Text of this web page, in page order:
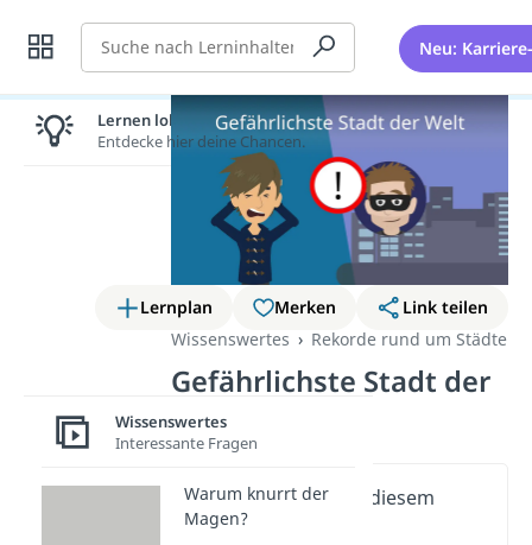
Suche Neu:
Lernplan Merken
Link teilen
Wissenswertes
Rekorde rund um Städte
Gefährlichste Stadt der
Welt
Wichtige Inhalte in diesem
Video
Lernen lohnt sich!
Entdecke hier deine Chancen.
Wissenswertes
Interessante Fragen
Warum knurrt der
Magen?